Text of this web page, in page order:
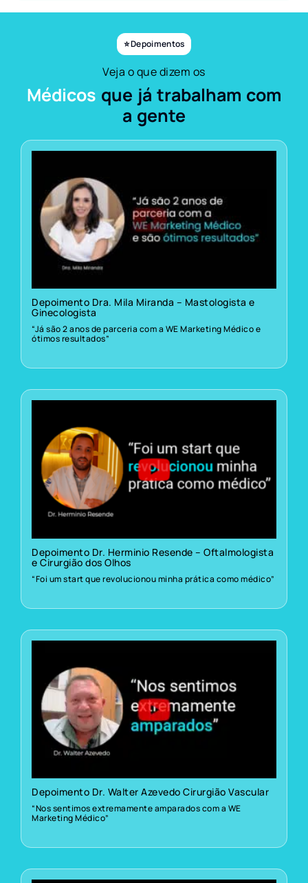
⭐ Depoimentos
Veja o que dizem os
Médicos que já trabalham com
a gente
Depoimento Dra. Mila Miranda – Mastologista e
Ginecologista
“Já são 2 anos de parceria com a WE Marketing Médico e
ótimos resultados”
Depoimento Dr. Herminio Resende – Oftalmologista
e Cirurgião dos Olhos
“Foi um start que revolucionou minha prática como médico”
Depoimento Dr. Walter Azevedo Cirurgião Vascular
“Nos sentimos extremamente amparados com a WE
Marketing Médico”